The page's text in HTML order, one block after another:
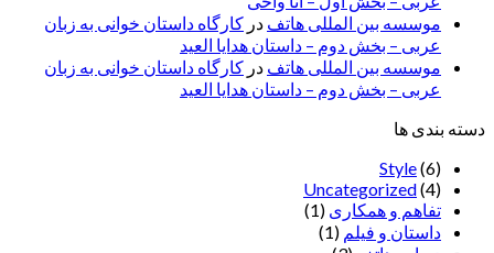
موسسه بین المللی هاتف در کارگاه داستان خوانی به زبان
عربی – بخش دوم – داستان هدایا العید
موسسه بین المللی هاتف در کارگاه داستان خوانی به زبان
عربی – بخش دوم – داستان هدایا العید
دسته بندی ها
Style(6)
Uncategorized(4)
تفاهم و همکاری (1)
داستان و فیلم (1)